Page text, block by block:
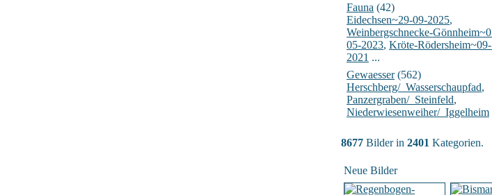
Fauna (42)
Eidechsen~29-09-2025,
Weinbergschnecke-
05-2023, Kröte-
2021 ...
Gewaesser(562)
Herschberg/_Wasserschaupfad,
Panzergraben/_Steinfeld,
Niederwiesenweiher/_Iggelheim
8677 Bilder in 2401 Kategorien.
Neue Bilder